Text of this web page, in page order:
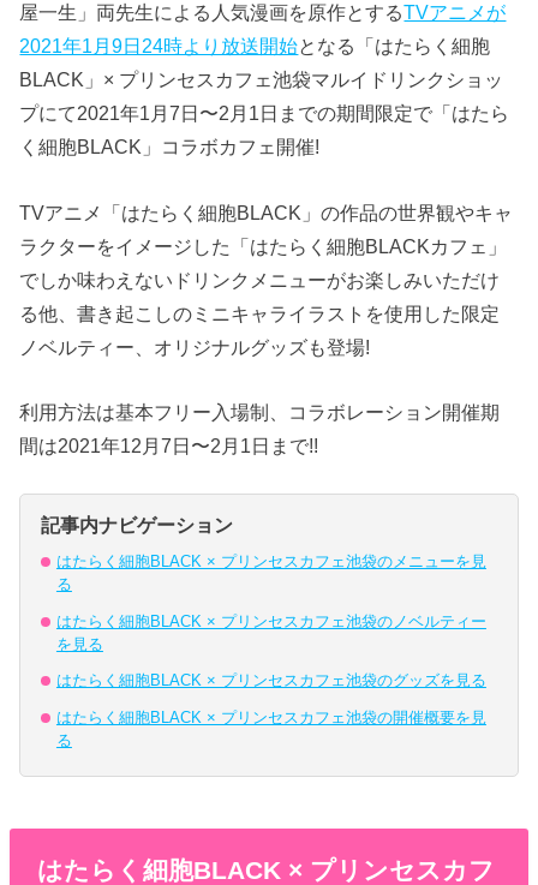
屋一生」両先生による人気漫画を原作とするTVアニメが
2021年1月9日24時より放送開始となる「はたらく細胞
BLACK」× プリンセスカフェ池袋マルイドリンクショッ
プにて2021年1月7日〜2月1日までの期間限定で「はたら
く細胞BLACK」コラボカフェ開催!
TVアニメ「はたらく細胞BLACK」の作品の世界観やキャ
ラクターをイメージした「はたらく細胞BLACKカフェ」
でしか味わえないドリンクメニューがお楽しみいただけ
る他、書き起こしのミニキャライラストを使用した限定
ノベルティー、オリジナルグッズも登場!
利用方法は基本フリー入場制、コラボレーション開催期
間は2021年12月7日〜2月1日まで!!
記事内ナビゲーション
はたらく細胞BLACK × プリンセスカフェ池袋のメニューを見
る
はたらく細胞BLACK × プリンセスカフェ池袋のノベルティー
を見る
はたらく細胞BLACK × プリンセスカフェ池袋のグッズを見る
はたらく細胞BLACK × プリンセスカフェ池袋の開催概要を見
る
はたらく細胞BLACK × プリンセスカフ